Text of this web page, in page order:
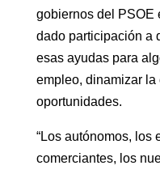
gobiernos del PSOE
dado participación a
esas ayudas para
empleo, dinamizar
oportunidades.
“Los autónomos, los
comerciantes, los